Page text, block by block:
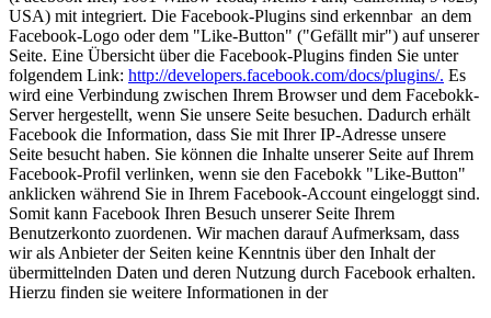
USA) mit integriert. Die Facebook-Plugins sind erkennbar an dem
Facebook-Logo oder dem "Like-Button" ("Gefällt mir") auf unserer
Seite. Eine Übersicht über die Facebook-Plugins finden Sie unter
folgendem Link: http://developers.facebook.com/docs/plugins/. Es
wird eine Verbindung zwischen Ihrem Browser und dem Facebokk-
Server hergestellt, wenn Sie unsere Seite besuchen. Dadurch erhält
Facebook die Information, dass Sie mit Ihrer IP-Adresse unsere
Seite besucht haben. Sie können die Inhalte unserer Seite auf Ihrem
Facebook-Profil verlinken, wenn sie den Facebokk "Like-Button"
anklicken während Sie in Ihrem Facebook-Account eingeloggt sind.
Somit kann Facebook Ihren Besuch unserer Seite Ihrem
Benutzerkonto zuordenen. Wir machen darauf Aufmerksam, dass
wir als Anbieter der Seiten keine Kenntnis über den Inhalt der
übermittelnden Daten und deren Nutzung durch Facebook erhalten.
Hierzu finden sie weitere Informationen in der